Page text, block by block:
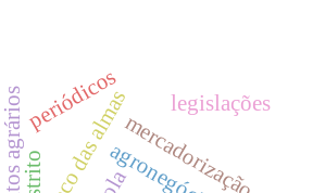
mercadorização
periódicos legislações